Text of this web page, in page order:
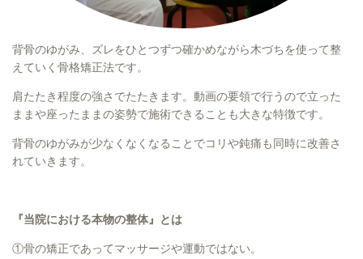
背骨のゆがみ、ズレをひとつずつ確かめながら木づちを使って整
えていく骨格矯正法です。
肩たたき程度の強さでたたきます。動画の要領で行うので立った
ままや座ったままの姿勢で施術できることも大きな特徴です。
背骨のゆがみが少なくなくなることでコリや鈍痛も同時に改善さ
れていきます。
『当院における本物の整体』とは
①骨の矯正であってマッサージや運動ではない。